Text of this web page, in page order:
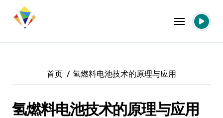
首页 氢燃料电池技术的原理与应用
氢燃料电池技术的原理与应用